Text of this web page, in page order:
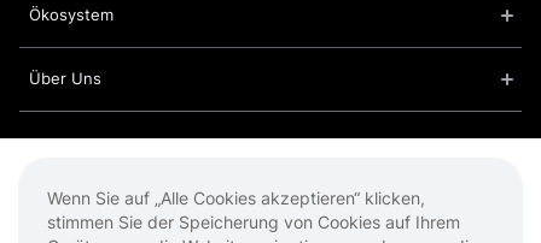
Ökosystem
Über Uns
Datenschutzbestimmungen
Nutzungsbedingungen
Wenn Sie auf „Alle Cookies akzeptieren“ klicken,
stimmen Sie der Speicherung von Cookies auf Ihrem